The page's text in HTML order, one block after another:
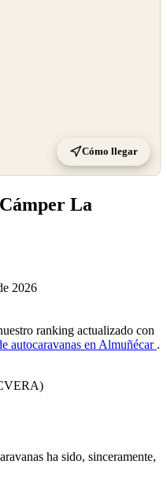
Cómo llegar
La
2026
ranking actualizado con
autocaravanas en Almuñécar .
ha sido, sinceramente,